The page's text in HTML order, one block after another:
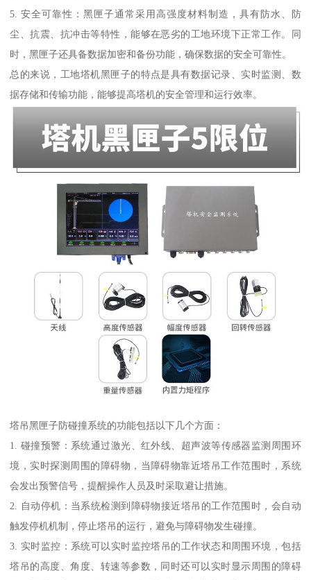
5. 安全可靠性：黑匣子通常采用高强度材料制造，具有防水、防
尘、抗震、抗冲击等特性，能够在恶劣的工地环境下正常工作。同
时，黑匣子还具备数据加密和备份功能，确保数据的安全可靠性。
总的来说，工地塔机黑匣子的特点是具有数据记录、实时监测、数
据存储和传输功能，能够提高塔机的安全管理和运行效率。
塔吊黑匣子防碰撞系统的功能包括以下几个方面：
1. 碰撞预警：系统通过激光、红外线、超声波等传感器监测周围环
境，实时探测周围的障碍物，当障碍物靠近塔吊工作范围时，系统
会发出预警信号，提醒操作人员及时采取避让措施。
2. 自动停机：当系统检测到障碍物接近塔吊的工作范围时，会自动
触发停机机制，停止塔吊的运行，避免与障碍物发生碰撞。
3. 实时监控：系统可以实时监控塔吊的工作状态和周围环境，包括
塔吊的高度、角度、转速等参数，同时还可以实时显示周围的障碍